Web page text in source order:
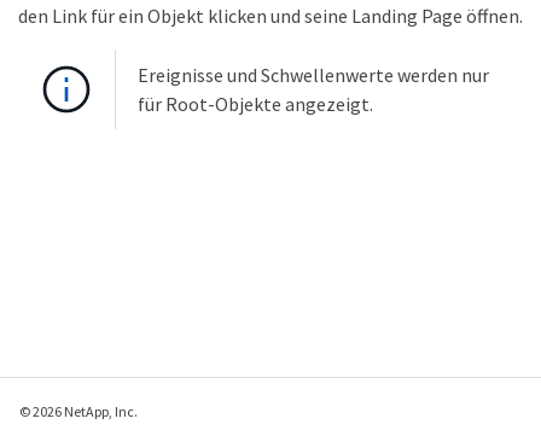
den Link für ein Objekt klicken und seine Landing Page öffnen.
Ereignisse und Schwellenwerte werden nur
für Root-Objekte angezeigt.
© 2026 NetApp, Inc.